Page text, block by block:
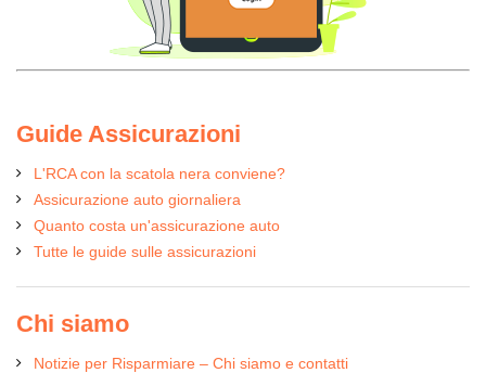
Guide Assicurazioni
L'RCA con la scatola nera conviene?
Assicurazione auto giornaliera
Quanto costa un'assicurazione auto
Tutte le guide sulle assicurazioni
Chi siamo
Notizie per Risparmiare – Chi siamo e contatti